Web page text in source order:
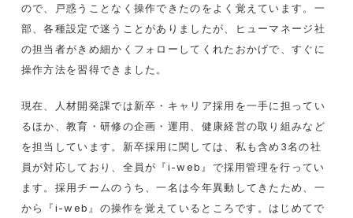
ので、戸惑うことなく操作できたのをよく覚えています。一
部、各種設定で迷うことがありましたが、ヒューマネージ社
の担当者がきめ細かくフォローしてくれたおかげで、すぐに
操作方法を習得できました。
現在、人材開発課では新卒・キャリア採用を一手に担ってい
るほか、教育・研修の企画・運用、健康経営の取り組みなど
を担当しています。新卒採用に関しては、私も含め3名の社
員が対応しており、全員が『i-web』で採用管理を行ってい
ます。採用チームのうち、一名は今年異動してきたため、一
から『i-web』の操作を覚えているところです。はじめてで